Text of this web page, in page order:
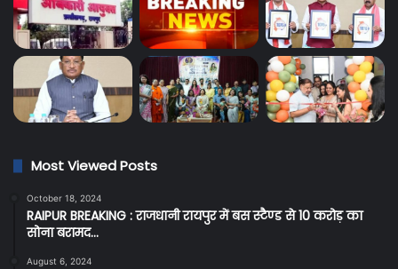
Most Viewed Posts
October 18, 2024
RAIPUR BREAKING : राजधानी रायपुर में बस स्टैण्ड से 10 करोड़ का
सोना बरामद…
August 6, 2024